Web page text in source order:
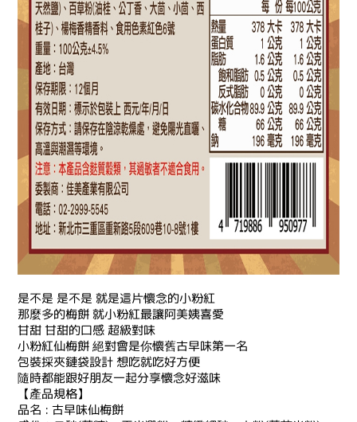
是不是 是不是 就是這片懷念的小粉紅
那麼多的梅餅 就小粉紅最讓阿美姨喜愛
甘甜 甘甜的口感 超級對味
小粉紅仙梅餅 絕對會是你懷舊古早味第一名
包裝採夾鏈袋設計 想吃就吃好方便
隨時都能跟好朋友一起分享懷念好滋味
【產品規格】
品名 : 古早味仙梅餅